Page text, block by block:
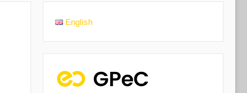
English